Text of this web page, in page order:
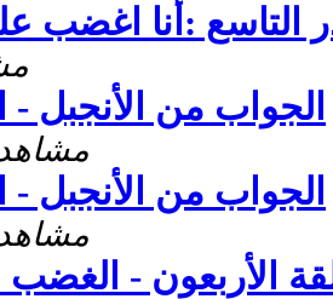
الجواب من الأنجبل -
17316
الجواب من الأنجبل -
16727
الأربعون -